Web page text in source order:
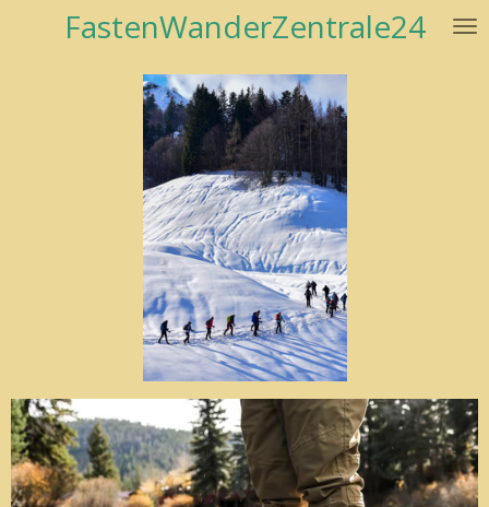
FastenWanderZentrale24